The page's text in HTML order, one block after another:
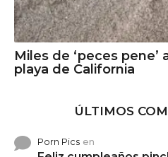
Miles de ‘peces pene’
playa de California
ÚLTIMOS
Porn Pics en